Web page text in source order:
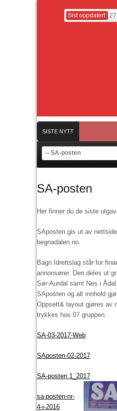
Sist oppdatert:
SISTE NYTT
Årsmøte Bagn idrettslag
SA-posten
Her finner du de siste
SAposten gis ut av
begnadalen.no.
Bagn Idrettslag står for
annonsører. Den deles ut
Sør-Aurdal samt Nes i
SAposten og alt innhold
Oppsett& layout gjøres av
trykkes hos 07 gruppen.
SA-03-2017-Web
SAposten-02-2017
SA-posten 1_2017
sa-posten-nr-
4-i-2016